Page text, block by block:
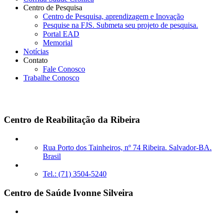
Centro de Pesquisa
Centro de Pesquisa, aprendizagem e Inovação
Pesquise na FJS. Submeta seu projeto de pesquisa.
Portal EAD
Memorial
Notícias
Contato
Fale Conosco
Trabalhe Conosco
Centro de Reabilitação da Ribeira
Rua Porto dos Tainheiros, nº 74 Ribeira. Salvador-BA.
Brasil
Tel.: (71) 3504-5240
Centro de Saúde Ivonne Silveira